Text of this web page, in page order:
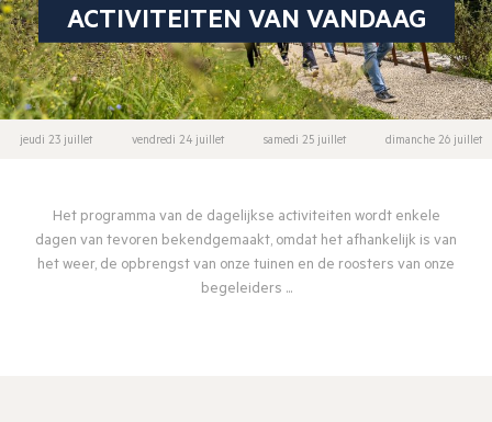
ACTIVITEITEN VAN VANDAAG
jeudi 23 juillet vendredi 24 juillet samedi 25 juillet dimanche 26 juillet
Het programma van de dagelijkse activiteiten wordt enkele
dagen van tevoren bekendgemaakt, omdat het afhankelijk is van
het weer, de opbrengst van onze tuinen en de roosters van onze
begeleiders ...